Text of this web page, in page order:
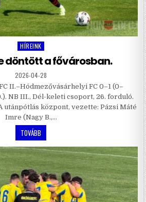
Posted
in
HÍREINK
döntött a fővárosban.
2026-04-28
II.–Hódmezővásárhelyi FC 0–1 (0–
NB III., Dél-keleti csoport, 26. forduló.
utánpótlás központ, vezette: Pázsi Máté
Imre (Nagy B.,…
TOVÁBB